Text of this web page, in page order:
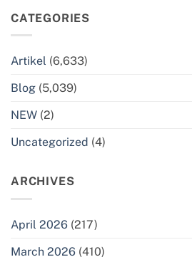
CATEGORIES
Artikel (6,633)
Blog (5,039)
NEW (2)
Uncategorized (4)
ARCHIVES
April 2026 (217)
March 2026 (410)